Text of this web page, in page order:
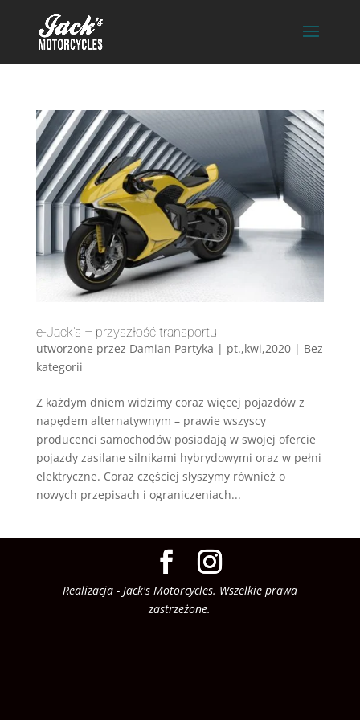
e-Jack’s – przyszłość transportu
utworzone przez Damian Partyka | pt.,kwi,2020| Bez
kategorii
Z każdym dniem widzimy coraz więcej pojazdów z
napędem alternatywnym – prawie wszyscy
producenci samochodów posiadają w swojej ofercie
pojazdy zasilane silnikami hybrydowymi oraz w pełni
elektryczne. Coraz częściej słyszymy również o
nowych przepisach i ograniczeniach...
Realizacja - Jack's Motorcycles. Wszelkie prawa
zastrzeżone.